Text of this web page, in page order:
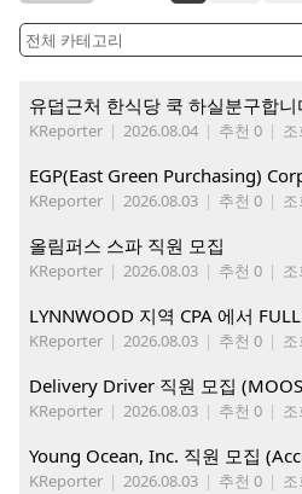
유덥근처 한식당 쿡 하실분구합니
KReporter | 2026.08.04 | 추천 0 |
KReporter | 2026.08.03 | 추천 0 |
올림퍼스 스파 직원 모집
KReporter | 2026.08.03 | 추천 0 |
KReporter | 2026.08.03 | 추천 0 |
Delivery Driver 직원 모집
KReporter | 2026.08.03 | 추천 0 |
KReporter | 2026.08.03 | 추천 0 |